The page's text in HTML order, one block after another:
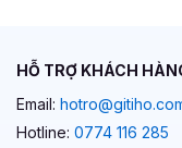
HỖ TRỢ KHÁCH
Email:
Hotline: 0774 116 285